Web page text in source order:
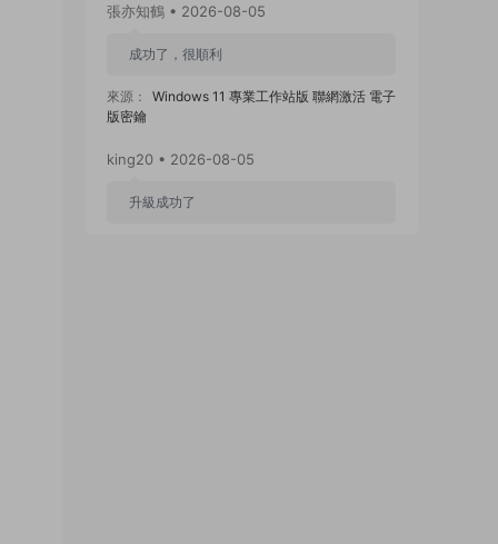
張亦知鶴 • 2026-08-05
成功了，很順利
來源：
Windows 11 專業工作站版 聯網激活 電子
版密鑰
king20 • 2026-08-05
升級成功了